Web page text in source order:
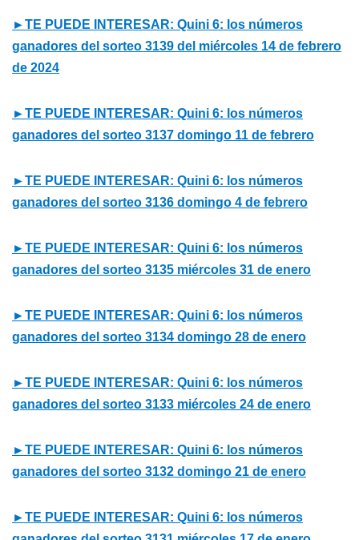
►TE PUEDE INTERESAR: Quini 6: los números
ganadores del sorteo 3139 del miércoles 14 de febrero
de 2024
►TE PUEDE INTERESAR: Quini 6: los números
ganadores del sorteo 3137 domingo 11 de febrero
►TE PUEDE INTERESAR: Quini 6: los números
ganadores del sorteo 3136 domingo 4 de febrero
►TE PUEDE INTERESAR: Quini 6: los números
ganadores del sorteo 3135 miércoles 31 de enero
►TE PUEDE INTERESAR: Quini 6: los números
ganadores del sorteo 3134 domingo 28 de enero
►TE PUEDE INTERESAR: Quini 6: los números
ganadores del sorteo 3133 miércoles 24 de enero
►TE PUEDE INTERESAR: Quini 6: los números
ganadores del sorteo 3132 domingo 21 de enero
►TE PUEDE INTERESAR: Quini 6: los números